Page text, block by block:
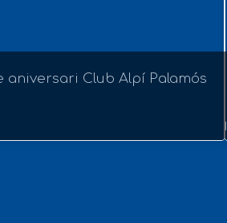
aniversari Club Alpí Palamós